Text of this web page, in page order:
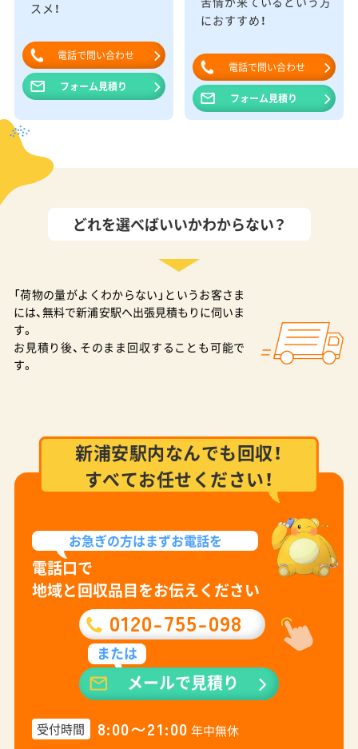
スメ！
電話で問い合わせ
フォーム見積り
におすすめ！
電話で問い合わせ
フォーム見積り
どれを選べばいいかわからない？
「荷物の量がよくわからない」というお客さま
には、無料で新浦安駅へ出張見積もりに伺いま
す。
お見積り後、そのまま回収することも可能で
す。
新浦安駅内なんでも回収！
すべてお任せください！
お急ぎの方はまずお電話を
電話口で
地域と回収品目をお伝えください
0120-755-098
または
メールで見積り
受付時間 8:00〜21:00 年中無休